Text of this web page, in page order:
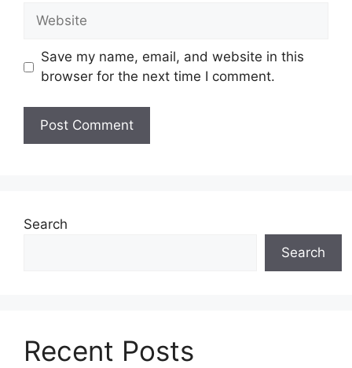
Website
Save my name, email, and website in this
browser for the next time I comment.
Search
Search
Recent Posts